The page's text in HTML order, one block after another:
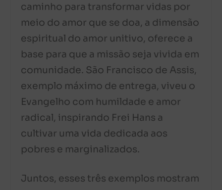
caminho para transformar vidas por
meio do amor que se doa, a dimensão
espiritual do amor unitivo, oferece a
base para que a missão seja vivida em
comunidade. São Francisco de Assis,
exemplo máximo de entrega, viveu o
Evangelho com humildade e amor
radical, inspirando Frei Hans a
cultivar uma vida dedicada aos
pobres e marginalizados.
Juntos, esses três exemplos mostram